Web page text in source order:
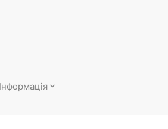
Інформація